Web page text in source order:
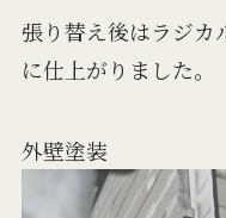
張り替え後はラジカ
に仕上がりました。
外壁塗装